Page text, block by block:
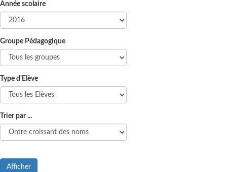
Année scolaire
Groupe Pédagogique
Type d'Elève
Trier par ...
Afficher